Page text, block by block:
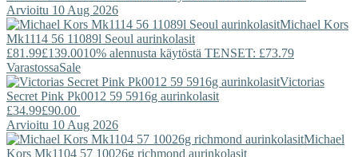
Arvioitu 10 Aug 2026
Michael Kors
Mk1114 56 11089l Seoul aurinkolasit
£81.99£139.0010% alennusta käytöstä TENSET: £73.79
VarastossaSale
Victorias
Secret Pink Pk0012 59 5916g aurinkolasit
£34.99£90.00
Arvioitu 10 Aug 2026
Michael
Kors Mk1104 57 10026g richmond aurinkolasit